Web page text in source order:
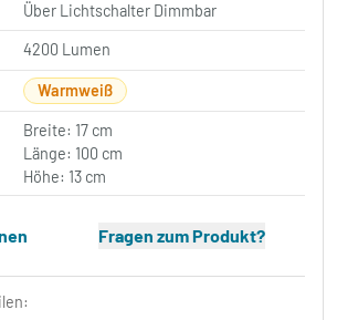
Über Lichtschalter Dimmbar
4200 Lumen
Warmweiß
Breite: 17 cm
Länge: 100 cm
Höhe: 13 cm
Fragen zum Produkt?